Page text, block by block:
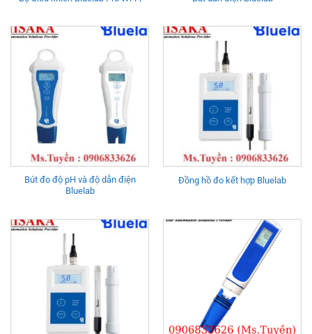
Bút đo độ pH và độ dẫn điện
Bluelab
Đồng hồ đo kết hợp Bluelab